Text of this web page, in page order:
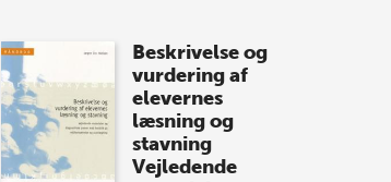
Beskrivelse og
vurdering af
elevernes
læsning og
stavning
Vejledende